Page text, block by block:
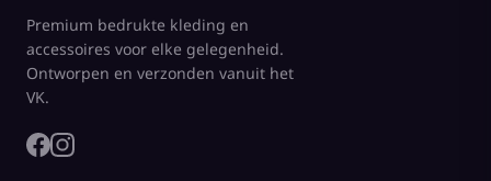
Premium bedrukte kleding en
accessoires voor elke gelegenheid.
Ontworpen en verzonden vanuit het
VK.